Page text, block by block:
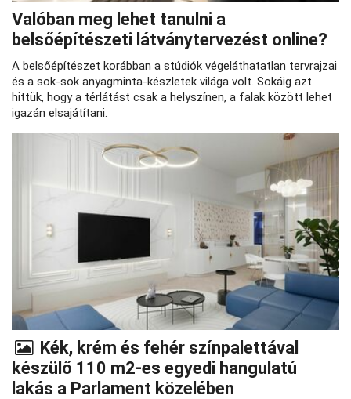
Valóban meg lehet tanulni a
belsőépítészeti látványtervezést online?
A belsőépítészet korábban a stúdiók végeláthatatlan tervrajzai
és a sok-sok anyagminta-készletek világa volt. Sokáig azt
hittük, hogy a térlátást csak a helyszínen, a falak között lehet
igazán elsajátítani.
Kék, krém és fehér színpalettával
készülő 110 m2-es egyedi hangulatú
lakás a Parlament közelében